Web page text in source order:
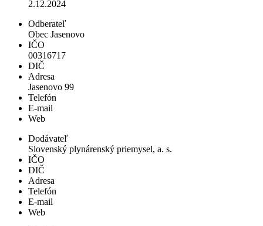
2.12.2024
Odberateľ
Obec Jasenovo
IČO
00316717
DIČ
Adresa
Jasenovo 99
Telefón
E-mail
Web
Dodávateľ
Slovenský plynárenský priemysel, a. s.
IČO
DIČ
Adresa
Telefón
E-mail
Web